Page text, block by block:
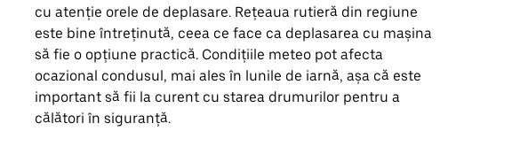
cu atenție orele de deplasare. Rețeaua rutieră din regiune
este bine întreținută, ceea ce face ca deplasarea cu mașina
să fie o opțiune practică. Condițiile meteo pot afecta
ocazional condusul, mai ales în lunile de iarnă, așa că este
important să fii la curent cu starea drumurilor pentru a
călători în siguranță.